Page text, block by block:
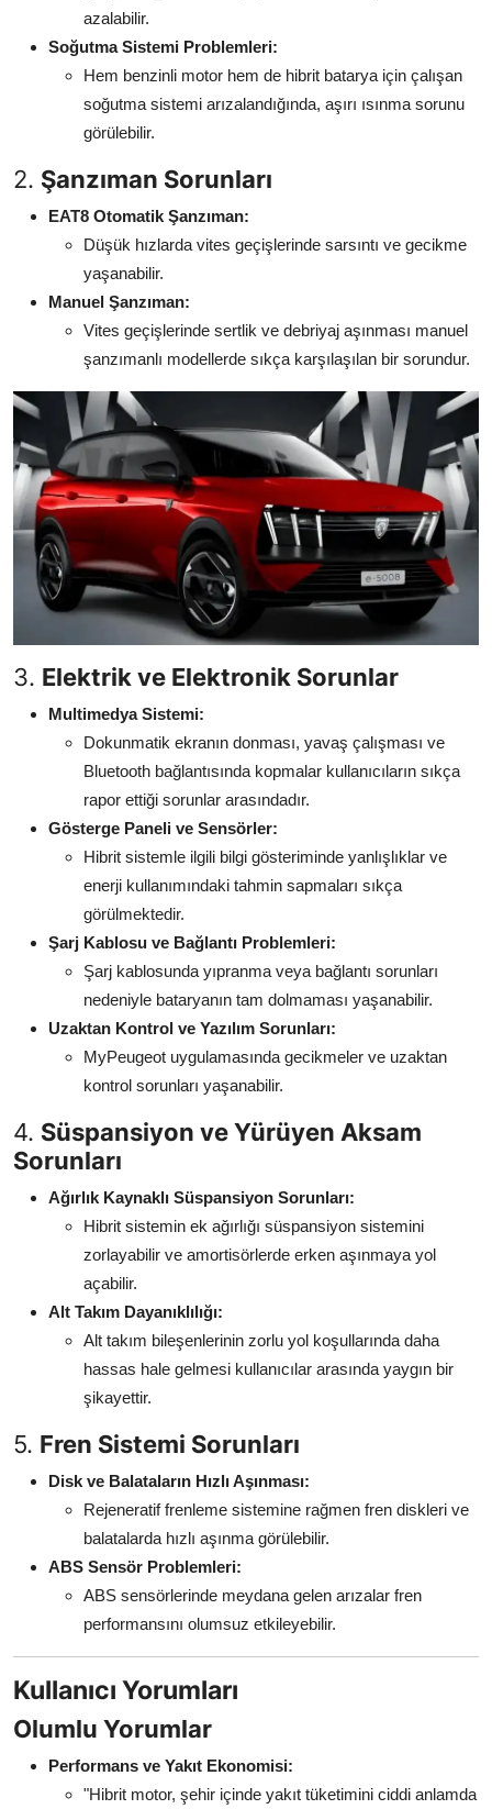
azalabilir.
Soğutma Sistemi Problemleri:
Hem benzinli motor hem de hibrit batarya için çalışan
soğutma sistemi arızalandığında, aşırı ısınma sorunu
görülebilir.
2. Şanzıman Sorunları
EAT8 Otomatik Şanzıman:
Düşük hızlarda vites geçişlerinde sarsıntı ve gecikme
yaşanabilir.
Manuel Şanzıman:
Vites geçişlerinde sertlik ve debriyaj aşınması manuel
şanzımanlı modellerde sıkça karşılaşılan bir sorundur.
3. Elektrik ve Elektronik Sorunlar
Multimedya Sistemi:
Dokunmatik ekranın donması, yavaş çalışması ve
Bluetooth bağlantısında kopmalar kullanıcıların sıkça
rapor ettiği sorunlar arasındadır.
Gösterge Paneli ve Sensörler:
Hibrit sistemle ilgili bilgi gösteriminde yanlışlıklar ve
enerji kullanımındaki tahmin sapmaları sıkça
görülmektedir.
Şarj Kablosu ve Bağlantı Problemleri:
Şarj kablosunda yıpranma veya bağlantı sorunları
nedeniyle bataryanın tam dolmaması yaşanabilir.
Uzaktan Kontrol ve Yazılım Sorunları:
MyPeugeot uygulamasında gecikmeler ve uzaktan
kontrol sorunları yaşanabilir.
4. Süspansiyon ve Yürüyen Aksam
Sorunları
Ağırlık Kaynaklı Süspansiyon Sorunları:
Hibrit sistemin ek ağırlığı süspansiyon sistemini
zorlayabilir ve amortisörlerde erken aşınmaya yol
açabilir.
Alt Takım Dayanıklılığı:
Alt takım bileşenlerinin zorlu yol koşullarında daha
hassas hale gelmesi kullanıcılar arasında yaygın bir
şikayettir.
5. Fren Sistemi Sorunları
Disk ve Balataların Hızlı Aşınması:
Rejeneratif frenleme sistemine rağmen fren diskleri ve
balatalarda hızlı aşınma görülebilir.
ABS Sensör Problemleri:
ABS sensörlerinde meydana gelen arızalar fren
performansını olumsuz etkileyebilir.
Kullanıcı Yorumları
Olumlu Yorumlar
Performans ve Yakıt Ekonomisi:
"Hibrit motor, şehir içinde yakıt tüketimini ciddi anlamda